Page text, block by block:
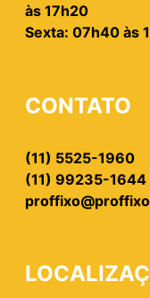
às 17h20
Sexta: 07h40 às
CONTATO
(11) 5525-1960
(11) 99235-1644